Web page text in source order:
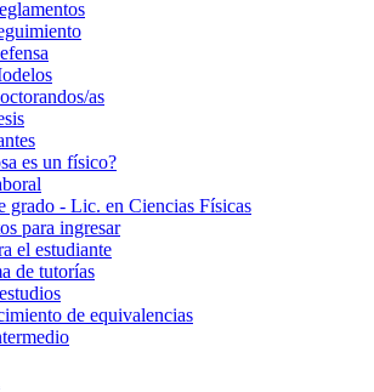
as
es un físico?
grado - Lic. en Ciencias Físicas
para ingresar
el estudiante
de tutorías
de equivalencias